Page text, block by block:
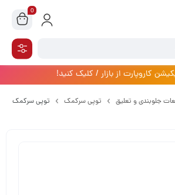
0
کاروپارت از بازار / کلیک کنید!
جلوبندی و تعلیق توپی سرکمک
توپی سرکمک